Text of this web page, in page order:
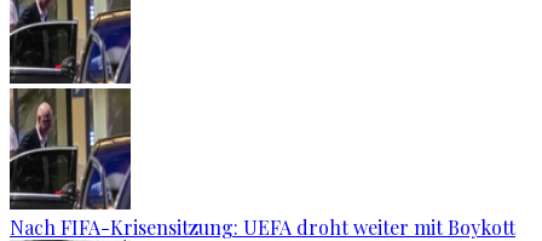
Nach FIFA-Krisensitzung: UEFA droht weiter mit Boykott